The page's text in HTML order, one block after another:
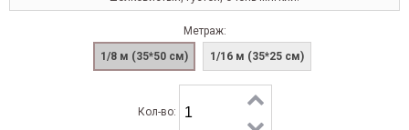
Метраж:
1/8 м (35*50 см)
1/16 м (35*25 см)
Кол-во: